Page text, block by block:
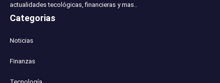
actualidades tecológicas, financieras y mas..
Categorias
Noticias
Finanzas